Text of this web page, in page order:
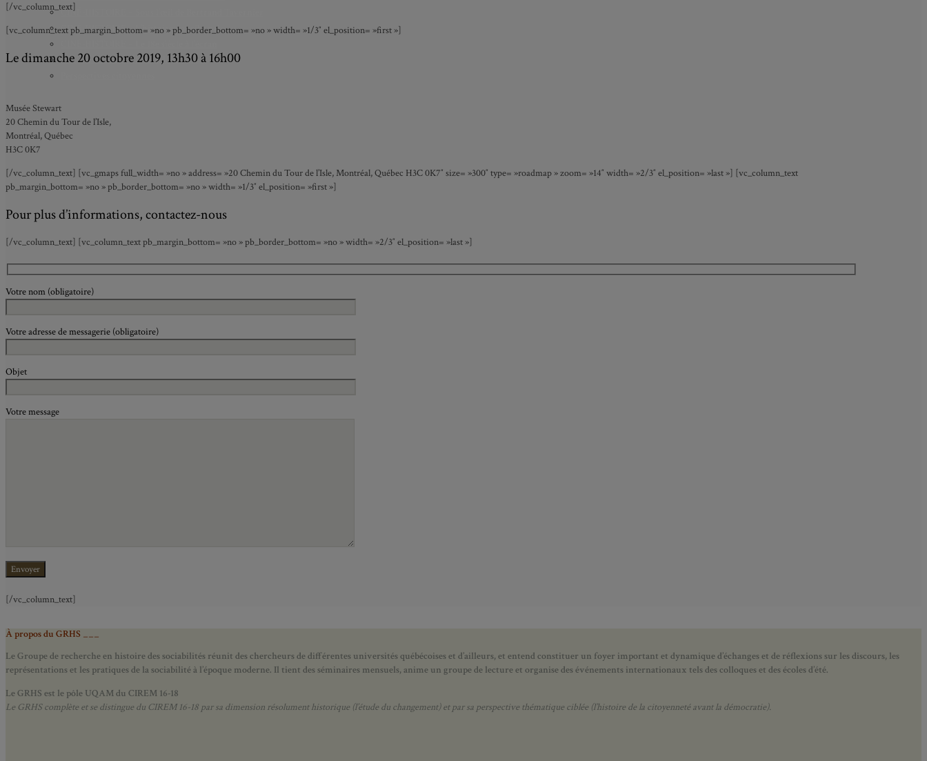
CINÉ-HISTOIRE – Sous l’œil de Bertrand Tavernier
CINÉ-HISTOIRE – L’histoire au tribunal
CINÉ-HISTOIRE – Kubrick historien
[/vc_column_text]
[vc_column_text pb_margin_bottom= »no » pb_border_bottom= »no » width= »1/3″ el_position= »first »]
Le dimanche 20 octobre 2019, 13h30 à 16h00
Musée Stewart
20 Chemin du Tour de l’Isle,
Montréal, Québec
H3C 0K7
[/vc_column_text] [vc_gmaps full_width= »no » address= »20 Chemin du Tour de l’Isle, Montréal, Québec H3C 0K7″ size= »300″ type= »roadmap » zoom= »14″ width= »2/3″ el_position= »last »] [vc_column_text
pb_margin_bottom= »no » pb_border_bottom= »no » width= »1/3″ el_position= »first »]
Pour plus d’informations, contactez-nous
[/vc_column_text] [vc_column_text pb_margin_bottom= »no » pb_border_bottom= »no » width= »2/3″ el_position= »last »]
Votre nom (obligatoire)
Votre adresse de messagerie (obligatoire)
Objet
Votre message
[/vc_column_text]
À propos du GRHS ___
Le Groupe de recherche en histoire des sociabilités réunit des chercheurs de différentes universités québécoises et d’ailleurs, et entend constituer un foyer important et dynamique d’échanges et de réflexions sur les discours, les
représentations et les pratiques de la sociabilité à l’époque moderne. Il tient des séminaires mensuels, anime un groupe de lecture et organise des événements internationaux tels des colloques et des écoles d’été.
Le GRHS est le pôle UQAM du CIREM 16-18
Le GRHS complète et se distingue du CIREM 16-18 par sa dimension résolument historique (l’étude du changement) et par sa perspective thématique ciblée (l’histoire de la citoyenneté avant la démocratie).